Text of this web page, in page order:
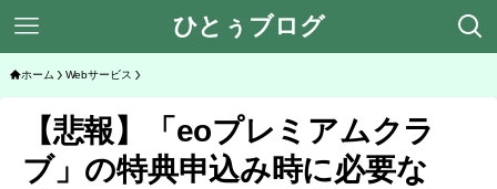
ひとぅブログ
ホーム Webサービス
【悲報】「eoプレミアムクラ
ブ」の特典申込み時に必要な